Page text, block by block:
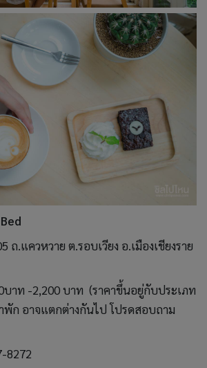
ถ.แควหวาย ต.รอบเวียง อ.เมืองเชียงราย
บาท -2,200 บาท (ราคาขึ้นอยู่กับประเภท
พัก อาจแตกต่างกันไป โปรดสอบถาม
8272